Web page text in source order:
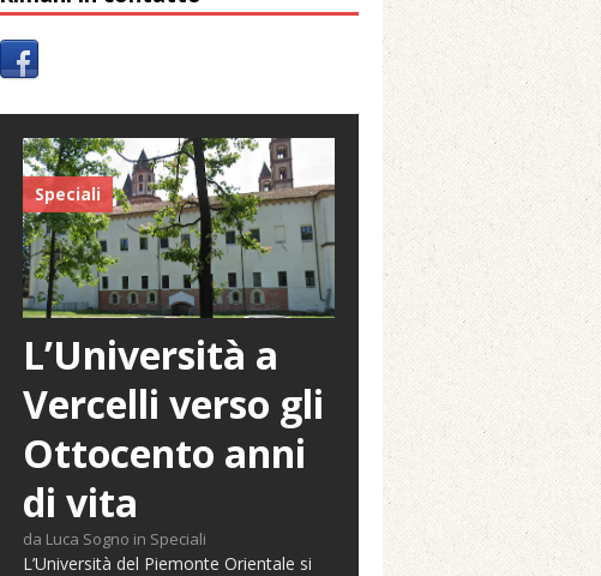
Speciali
L’Università a
Vercelli verso gli
Ottocento anni
di vita
da Luca Sogno in Speciali
L’Università del Piemonte Orientale si